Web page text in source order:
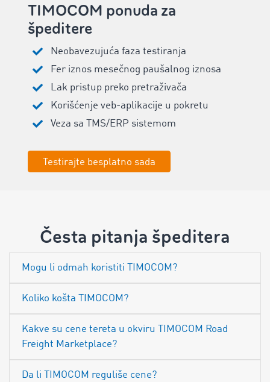
TIMOCOM ponuda za
špeditere
Neobavezujuća faza testiranja
Fer iznos mesečnog paušalnog iznosa
Lak pristup preko pretraživača
Korišćenje veb-aplikacije u pokretu
Veza sa TMS/ERP sistemom
Testirajte besplatno sada
Česta pitanja špeditera
Mogu li odmah koristiti TIMOCOM?
Koliko košta TIMOCOM?
Kakve su cene tereta u okviru TIMOCOM Road
Freight Marketplace?
Da li TIMOCOM reguliše cene?